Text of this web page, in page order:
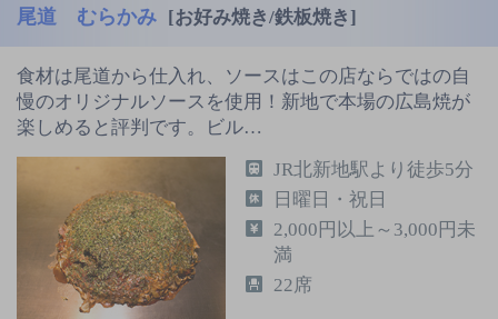
尾道 むらかみ [お好み焼き/鉄板焼き]
食材は尾道から仕入れ、ソースはこの店ならではの自
慢のオリジナルソースを使用！新地で本場の広島焼が
楽しめると評判です。ビル…
JR北新地駅より徒歩5分
日曜日・祝日
2,000円以上～3,000円未
満
22席